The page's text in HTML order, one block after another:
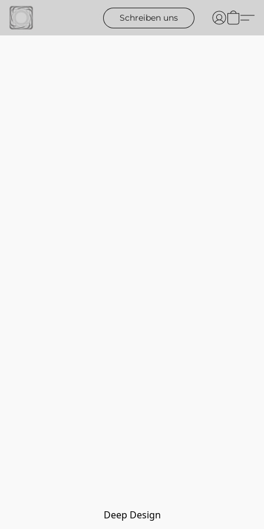
Schreiben uns
Deep Design